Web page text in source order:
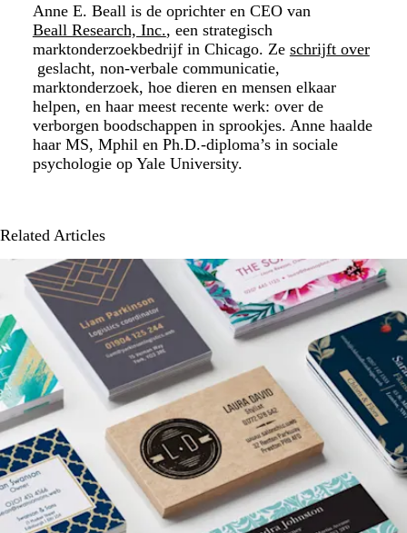
Anne E. Beall is de oprichter en CEO van
Beall Research, Inc., een strategisch
marktonderzoekbedrijf in Chicago. Ze schrijft over
geslacht, non-verbale communicatie,
marktonderzoek, hoe dieren en mensen elkaar
helpen, en haar meest recente werk: over de
verborgen boodschappen in sprookjes. Anne haalde
haar MS, Mphil en Ph.D.-diploma’s in sociale
psychologie op Yale University.
Related Articles